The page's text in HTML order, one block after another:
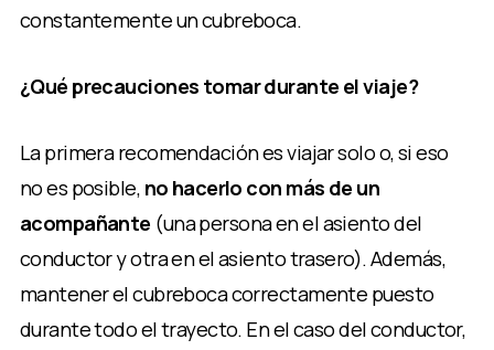
constantemente un cubreboca.
¿Qué precauciones tomar durante el viaje?
La primera recomendación es viajar solo o, si eso
no es posible, no hacerlo con más de un
acompañante (una persona en el asiento del
conductor y otra en el asiento trasero). Además,
mantener el cubreboca correctamente puesto
durante todo el trayecto. En el caso del conductor,